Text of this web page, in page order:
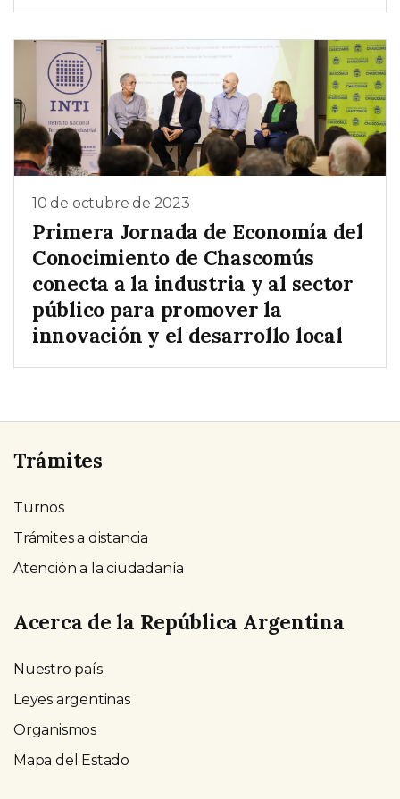
10 de octubre de 2023
Primera Jornada de Economía del
Conocimiento de Chascomús
conecta a la industria y al sector
público para promover la
innovación y el desarrollo local
Trámites
Turnos
Trámites a distancia
Atención a la ciudadanía
Acerca de la República Argentina
Nuestro país
Leyes argentinas
Organismos
Mapa del Estado